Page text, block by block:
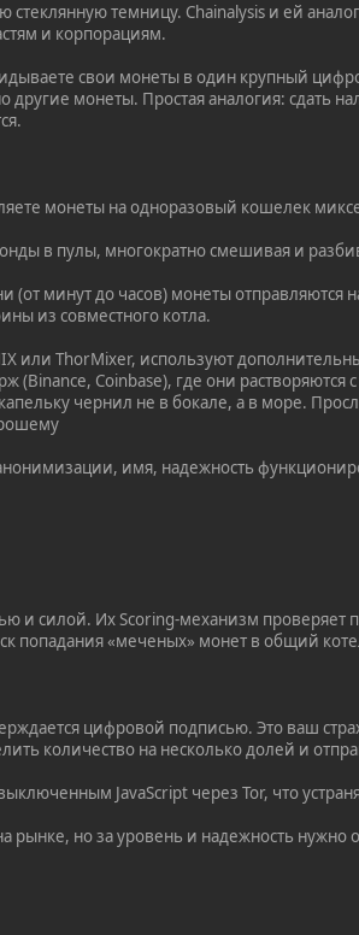
стеклянную темницу. Chainalysis и ей
и корпорациям.
свои монеты в один крупный
другие монеты. Простая аналогия: сдать
монеты на одноразовый кошелек
в пулы, многократно смешивая и
минут до часов) монеты отправляются
из совместного котла.
или ThorMixer, используют
(Binance, Coinbase), где они
чернил не в бокале, а в море.
имя, надежность
и силой. Их Scoring-механизм проверяет
попадания «меченых» монет в общий
цифровой подписью. Это ваш
количество на несколько долей и
JavaScript через Tor, что
но за уровень и надежность нужно